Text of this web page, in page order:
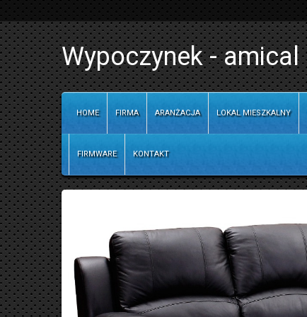
Wypoczynek - amical
HOME FIRMA ARANŻACJA LOKAL MIESZKALNY
FIRMWARE KONTAKT